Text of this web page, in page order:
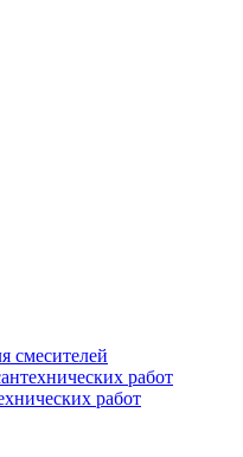
смесителей
работ
работ